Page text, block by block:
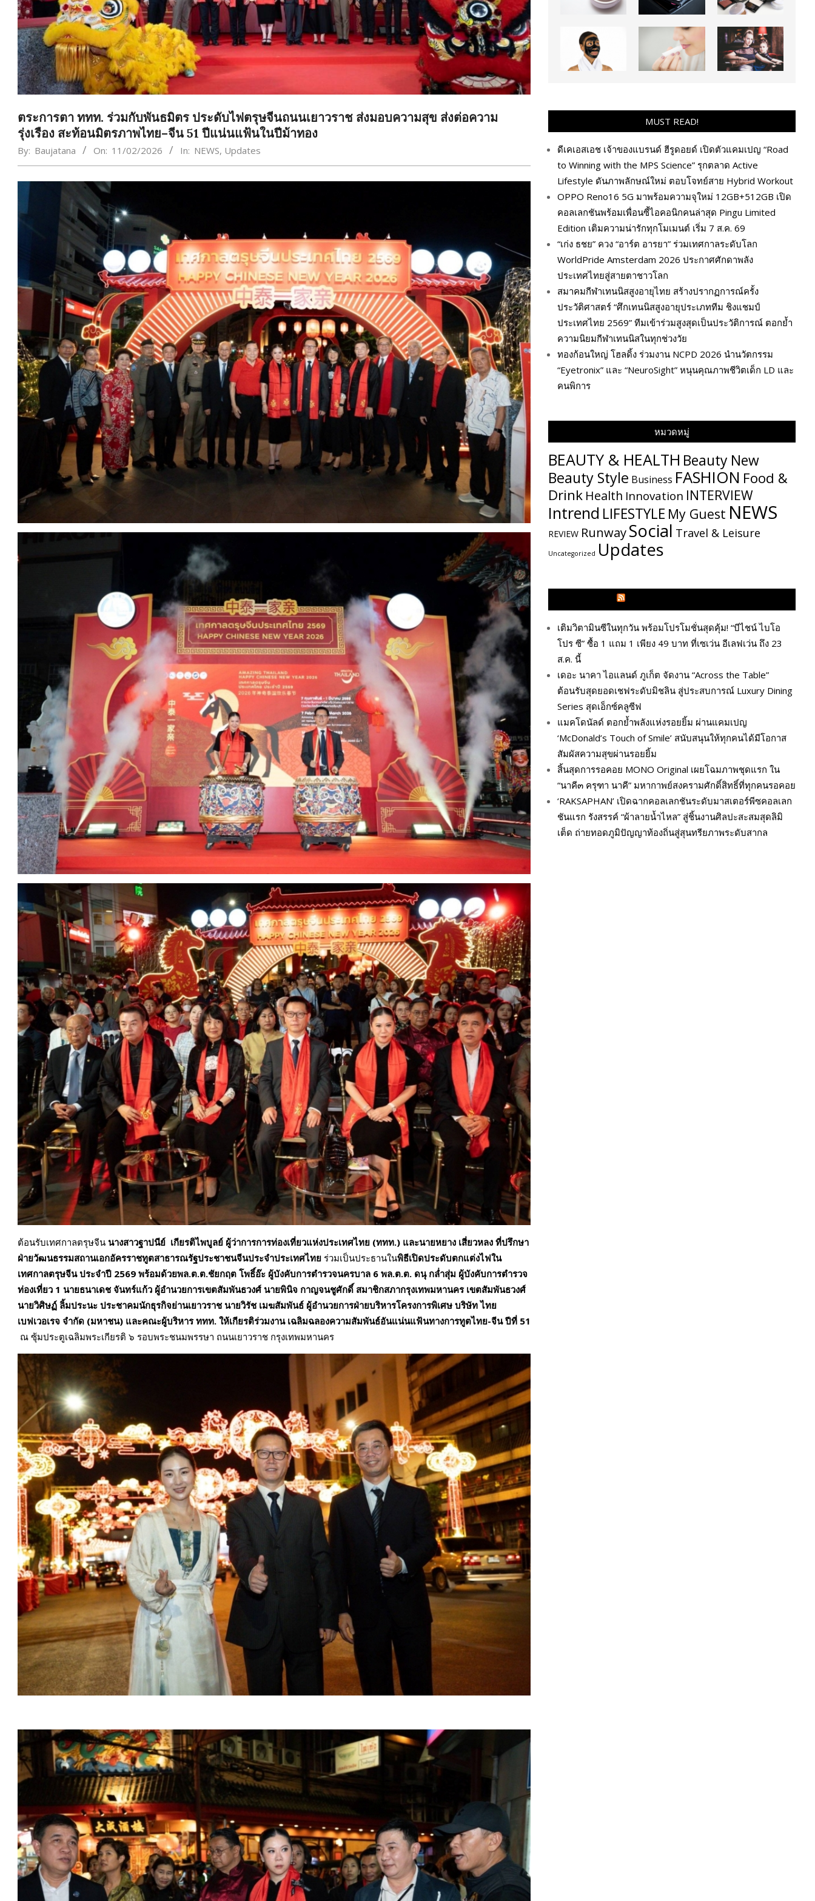
ตระการตา ททท. ร่วมกับพันธมิตร ประดับไฟตรุษจีนถนนเยาวราช ส่งมอบความสุข ส่งต่อความ
รุ่งเรือง สะท้อนมิตรภาพไทย–จีน 51 ปีแน่นแฟ้นในปีม้าทอง
By: Baujatana On: 11/02/2026 In: NEWS, Updates
ต้อนรับเทศกาลตรุษจีน นางสาวฐาปนีย์ เกียรติไพบูลย์ ผู้ว่าการการท่องเที่ยวแห่งประเทศไทย (ททท.) และนายหยาง เสี่ยวหลง ที่ปรึกษา
ฝ่ายวัฒนธรรมสถานเอกอัครราชทูตสาธารณรัฐประชาชนจีนประจำประเทศไทย ร่วมเป็นประธานในพิธีเปิดประดับตกแต่งไฟใน
เทศกาลตรุษจีน ประจำปี 2569 พร้อมด้วยพล.ต.ต.ชัยกฤต โพธิ์อ๊ะ ผู้บังคับการตำรวจนครบาล 6 พล.ต.ต. ดนุ กล่ำสุ่ม ผู้บังคับการตำรวจ
ท่องเที่ยว 1 นายธนาเดช จันทร์แก้ว ผู้อำนวยการเขตสัมพันธวงศ์ นายพินิจ กาญจนชูศักดิ์ สมาชิกสภากรุงเทพมหานคร เขตสัมพันธวงศ์
นายวิศิษฏ์ ลิ้มประนะ ประชาคมนักธุรกิจย่านเยาวราช นายวิรัช เมฆสัมพันธ์ ผู้อำนวยการฝ่ายบริหารโครงการพิเศษ บริษัท ไทย
เบฟเวอเรจ จำกัด (มหาชน) และคณะผู้บริหาร ททท. ให้เกียรติร่วมงาน เฉลิมฉลองความสัมพันธ์อันแน่นแฟ้นทางการทูตไทย-จีน ปีที่ 51
ณ ซุ้มประตูเฉลิมพระเกียรติ ๖ รอบพระชนมพรรษา ถนนเยาวราช กรุงเทพมหานคร
MUST READ!
ดีเคเอสเอช เจ้าของแบรนด์ ฮีรูดอยด์ เปิดตัวแคมเปญ “Road
to Winning with the MPS Science” รุกตลาด Active
Lifestyle ดันภาพลักษณ์ใหม่ ตอบโจทย์สาย Hybrid Workout
OPPO Reno16 5G มาพร้อมความจุใหม่ 12GB+512GB เปิด
คอลเลกชันพร้อมเพื่อนซี้ไอคอนิกคนล่าสุด Pingu Limited
Edition เติมความน่ารักทุกโมเมนต์ เริ่ม 7 ส.ค. 69
“เก่ง ธชย” ควง “อาร์ต อารยา” ร่วมเทศกาลระดับโลก
WorldPride Amsterdam 2026 ประกาศศักดาพลัง
ประเทศไทยสู่สายตาชาวโลก
สมาคมกีฬาเทนนิสสูงอายุไทย สร้างปรากฏการณ์ครั้ง
ประวัติศาสตร์ “ศึกเทนนิสสูงอายุประเภททีม ชิงแชมป์
ประเทศไทย 2569” ทีมเข้าร่วมสูงสุดเป็นประวัติการณ์ ตอกย้ำ
ความนิยมกีฬาเทนนิสในทุกช่วงวัย
ทองก้อนใหญ่ โฮลดิ้ง ร่วมงาน NCPD 2026 นำนวัตกรรม
“Eyetronix” และ “NeuroSight” หนุนคุณภาพชีวิตเด็ก LD และ
คนพิการ
หมวดหมู่
BEAUTY & HEALTH Beauty New
Beauty Style Business FASHION Food &
Drink Health Innovation INTERVIEW
Intrend LIFESTYLE My​ Guest NEWS
REVIEW RunwaySocial Travel & Leisure
Uncategorized Updates
เติมวิตามินซีในทุกวัน พร้อมโปรโมชั่นสุดคุ้ม! “บีไชน์ ไบโอ
โปร ซี” ซื้อ 1 แถม 1 เพียง 49 บาท ที่เซเว่น อีเลฟเว่น ถึง 23
ส.ค. นี้
เดอะ นาคา ไอแลนด์ ภูเก็ต จัดงาน “Across the Table”
ต้อนรับสุดยอดเชฟระดับมิชลิน สู่ประสบการณ์ Luxury Dining
Series สุดเอ็กซ์คลูซีฟ
แมคโดนัลด์ ตอกย้ำพลังแห่งรอยยิ้ม ผ่านแคมเปญ
‘McDonald’s Touch of Smile’ สนับสนุนให้ทุกคนได้มีโอกาส
สัมผัสความสุขผ่านรอยยิ้ม
สิ้นสุดการรอคอย MONO Original เผยโฉมภาพชุดแรก ใน
“นาคี๓ ครุฑา นาคี” มหากาพย์สงครามศักดิ์สิทธิ์ที่ทุกคนรอคอย
‘RAKSAPHAN’ เปิดฉากคอลเลกชันระดับมาสเตอร์พีซคอลเลก
ชันแรก รังสรรค์ “ผ้าลายน้ำไหล” สู่ชิ้นงานศิลปะสะสมสุดลิมิ
เต็ด ถ่ายทอดภูมิปัญญาท้องถิ่นสู่สุนทรียภาพระดับสากล